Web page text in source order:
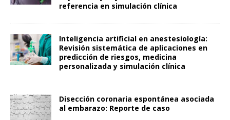
referencia en simulación clínica
Inteligencia artificial en anestesiología:
Revisión sistemática de aplicaciones en
predicción de riesgos, medicina
personalizada y simulación clínica
Disección coronaria espontánea asociada
al embarazo: Reporte de caso